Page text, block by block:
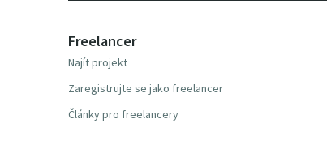
Freelancer
Najít projekt
Zaregistrujte se jako freelancer
Články pro freelancery